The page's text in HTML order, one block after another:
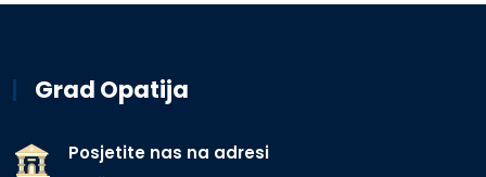
Grad Opatija
Posjetite nas na adresi